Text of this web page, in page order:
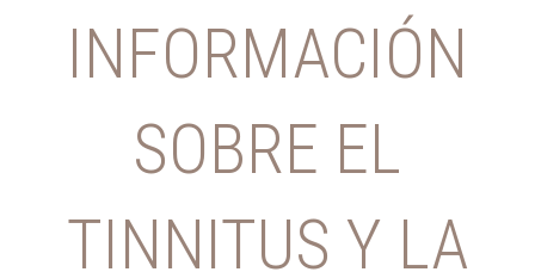
INFORMACIÓN
SOBRE EL
TINNITUS Y LA